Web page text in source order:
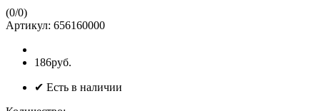
(0/0)
Артикул: 656160000
186руб.
✔ Есть в наличии